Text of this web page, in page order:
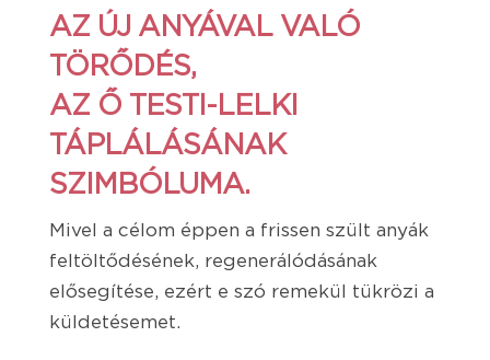
AZ ÚJ ANYÁVAL VALÓ
TÖRŐDÉS,
AZ Ő TESTI-LELKI
TÁPLÁLÁSÁNAK
SZIMBÓLUMA.
Mivel a célom éppen a frissen szült anyák
feltöltődésének, regenerálódásának
elősegítése, ezért e szó remekül tükrözi a
küldetésemet.